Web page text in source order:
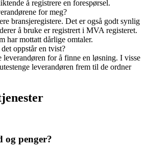
å registrere en forespørsel.
for meg?
bransjeregistere. Det er også godt synlig
å bruke er registrert i MVA registeret.
har mottatt dårlige omtaler.
oppstår en tvist?
for å finne en løsning. I visse
leverandøren frem til de ordner
og penger?